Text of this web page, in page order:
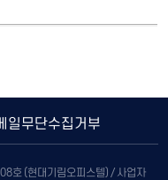
일무단수집거부
호 (현대기림오피스텔) / 사업자